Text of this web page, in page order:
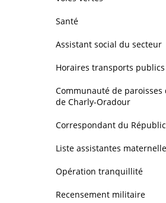
Santé
Assistant social du secteur
Horaires transports publics
Communauté de paroisses
de Charly-Oradour
Correspondant du
Liste assistantes
Opération tranquillité
Recensement militaire